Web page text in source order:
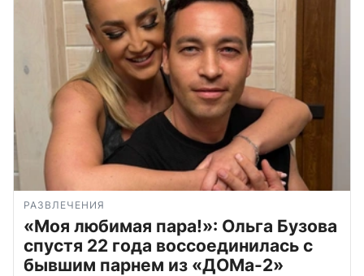
РАЗВЛЕЧЕНИЯ
«Моя любимая пара!»: Ольга Бузова
спустя 22 года воссоединилась с
бывшим парнем из «ДОМа-2»